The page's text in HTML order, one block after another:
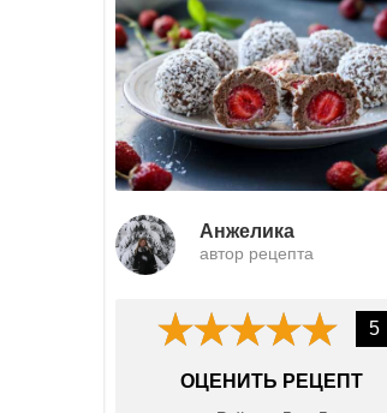
Анжелика
автор рецепта
5
ОЦЕНИТЬ РЕЦЕПТ